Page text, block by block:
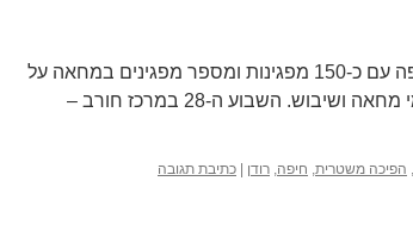
שבע בבוקר מול בית הדין הרבני האזורי בחיפה עם כ-150 מפגינות ומספר מפגינים במחאה על
הצרת זכויות נשים בסיוע ממשלת ישראל. ימי מחאה ושיבוש. השבוע ה-28 במרכז חורב –
, הפיכה משטרית, חיפה, רודן כתיבת תגובה